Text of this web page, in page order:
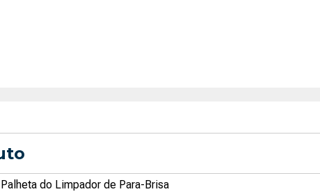
Palheta do Limpador de Para-Brisa